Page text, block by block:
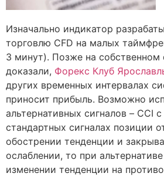
Изначально индикатор
торговлю CFD на малых
3 минут). Позже на
доказали, Форекс Клуб
других временных интервалах
приносит прибыль. Возможно
альтернативных сигналов – CCI
стандартных сигналах позиции
обострении тенденции и
ослаблении, то при
изменении тенденции на